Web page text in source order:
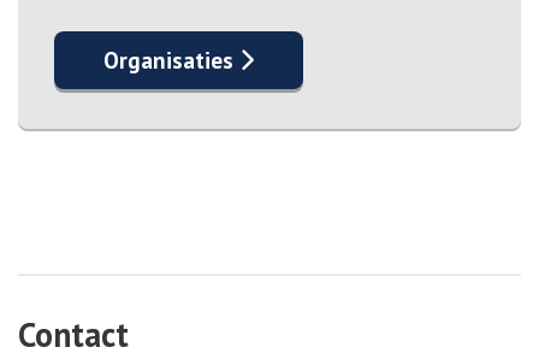
Organisaties
Contact